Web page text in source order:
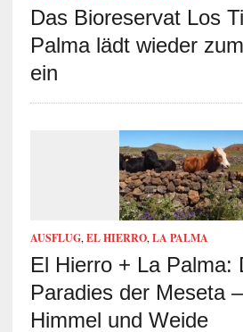
Das Bioreservat Los
Palma lädt wieder
ein
AUSFLUG,EL HIERRO,LA PALMA
El Hierro + La Palma:
Paradies der Meseta
Himmel und Weide